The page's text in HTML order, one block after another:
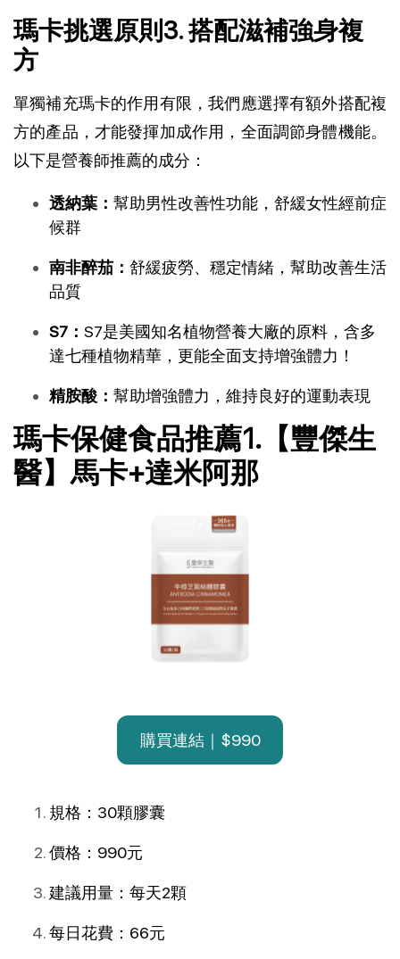
瑪卡挑選原則3. 搭配滋補強身複
方
單獨補充瑪卡的作用有限，我們應選擇有額外搭配複
方的產品，才能發揮加成作用，全面調節身體機能。
以下是營養師推薦的成分：
透納葉： 幫助男性改善性功能，舒緩女性經前症
候群
南非醉茄： 舒緩疲勞、穩定情緒，幫助改善生活
品質
S7： S7是美國知名植物營養大廠的原料，含多
達七種植物精華，更能全面支持增強體力！
精胺酸： 幫助增強體力，維持良好的運動表現
瑪卡保健食品推薦1.【豐傑生
醫】馬卡+達米阿那
購買連結｜$990
規格：30顆膠囊
價格：990元
建議用量：每天2顆
每日花費：66元